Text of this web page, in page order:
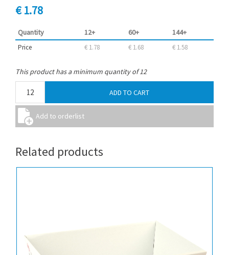
€ 1.78
Quantity 12+ 60+ 144+
Price € 1.78 € 1.68 € 1.58
This product has a minimum quantity of 12
Related products